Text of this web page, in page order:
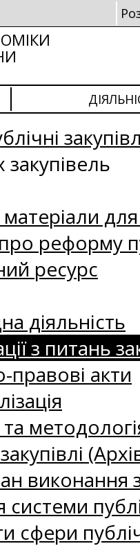
реформу
ресурс
діяльність
з питань
акти
виконання
сфери